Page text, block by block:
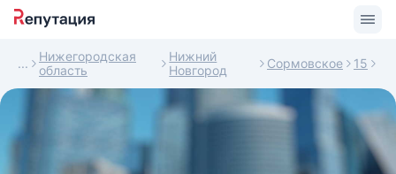
Нижегородская
область
Нижний
Новгород
Сормовское 15